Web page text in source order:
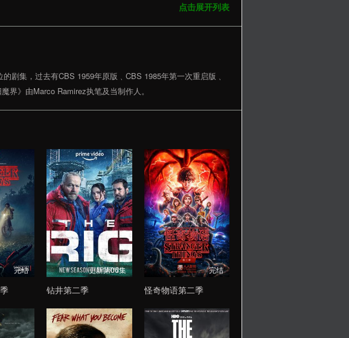
点击展开列表
剧集，过去有CBS 1959年原版﹑CBS 1985年第一次重启版﹑
界》由Marco Ramirez执笔及当制作人。
完结 更新第06集
钻井第二季
完结
怪奇物语第二季